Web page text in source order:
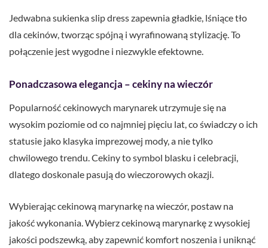
Jedwabna sukienka slip dress zapewnia gładkie, lśniące tło
dla cekinów, tworząc spójną i wyrafinowaną stylizację. To
połączenie jest wygodne i niezwykle efektowne.
Ponadczasowa elegancja – cekiny na wieczór
Popularność cekinowych marynarek utrzymuje się na
wysokim poziomie od co najmniej pięciu lat, co świadczy o ich
statusie jako klasyka imprezowej mody, a nie tylko
chwilowego trendu. Cekiny to symbol blasku i celebracji,
dlatego doskonale pasują do wieczorowych okazji.
Wybierając cekinową marynarkę na wieczór, postaw na
jakość wykonania. Wybierz cekinową marynarkę z wysokiej
jakości podszewką, aby zapewnić komfort noszenia i uniknąć